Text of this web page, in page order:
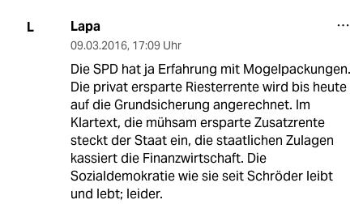
L Lapa
09.03.2016, 17:09 Uhr
Die SPD hat ja Erfahrung mit Mogelpackungen.
Die privat ersparte Riesterrente wird bis heute
auf die Grundsicherung angerechnet. Im
Klartext, die mühsam ersparte Zusatzrente
steckt der Staat ein, die staatlichen Zulagen
kassiert die Finanzwirtschaft. Die
Sozialdemokratie wie sie seit Schröder leibt
und lebt; leider.